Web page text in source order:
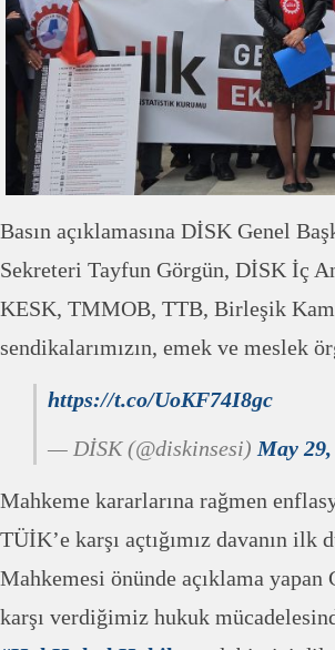
Basın açıklamasına DİSK Genel
Sekreteri Tayfun Görgün, DİSK İç
KESK, TMMOB, TTB, Birleşik
sendikalarımızın, emek ve meslek
https://t.co/UoKF74I8gc
— DİSK (@diskinsesi) May
Mahkeme kararlarına rağmen
TÜİK’e karşı açtığımız davanın ilk
Mahkemesi önünde açıklama
karşı verdiğimiz hukuk